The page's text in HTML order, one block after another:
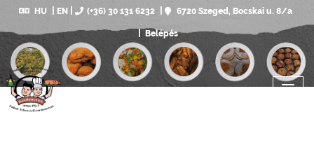
HU EN (+36) 30 131 6232 6720 Szeged, Bocskai u. 8/a
Belépés